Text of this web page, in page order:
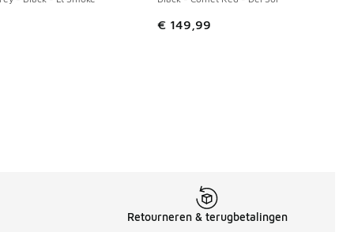
aanbieding Prijs verlaagd van € 119,99 naar € 85,00
€ 149,99
Retourneren & terugbetalingen